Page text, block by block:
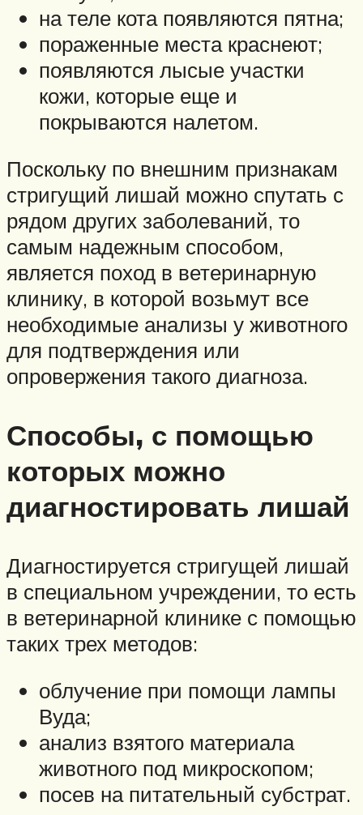
на теле кота появляются пятна;
пораженные места краснеют;
появляются лысые участки
кожи, которые еще и
покрываются налетом.
Поскольку по внешним признакам
стригущий лишай можно спутать с
рядом других заболеваний, то
самым надежным способом,
является поход в ветеринарную
клинику, в которой возьмут все
необходимые анализы у животного
для подтверждения или
опровержения такого диагноза.
Способы, с помощью
которых можно
диагностировать лишай
Диагностируется стригущей лишай
в специальном учреждении, то есть
в ветеринарной клинике с помощью
таких трех методов:
облучение при помощи лампы
Вуда;
анализ взятого материала
животного под микроскопом;
посев на питательный субстрат.